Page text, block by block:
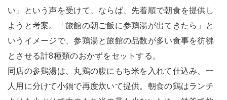
い」という声を受けて、ならば、先着順で朝食を提供し
ようと考案。「旅館の朝ご飯に参鶏湯が出てきたら」と
いうイメージで、参鶏湯と旅館の品数が多い食事を彷彿
とさせる計8種類のおかずをセットする。
同店の参鶏湯は、丸鶏の腹にもち米を入れて仕込み、一
人用に分けて小鍋で再度炊いて提供。朝食の鶏はランチ